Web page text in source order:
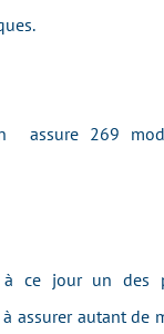
assure 269
ce jour un des
assurer autant de